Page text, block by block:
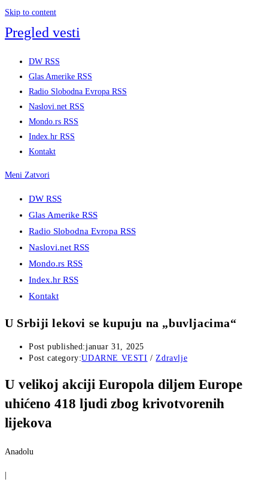
Skip to content
Pregled vesti
DW RSS
Glas Amerike RSS
Radio Slobodna Evropa RSS
Naslovi.net RSS
Mondo.rs RSS
Index.hr RSS
Kontakt
Meni Zatvori
DW RSS
Glas Amerike RSS
Radio Slobodna Evropa RSS
Naslovi.net RSS
Mondo.rs RSS
Index.hr RSS
Kontakt
U Srbiji lekovi se kupuju na „buvljacima“
Post published:januar 31, 2025
Post category:UDARNE VESTI / Zdravlje
U velikoj akciji Europola diljem Europe
uhićeno 418 ljudi zbog krivotvorenih
lijekova
Anadolu